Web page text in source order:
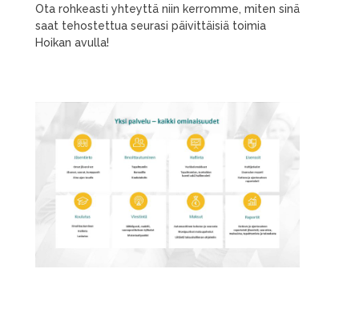
Ota rohkeasti yhteyttä niin kerromme, miten sinä
saat tehostettua seurasi päivittäisiä toimia
Hoikan avulla!